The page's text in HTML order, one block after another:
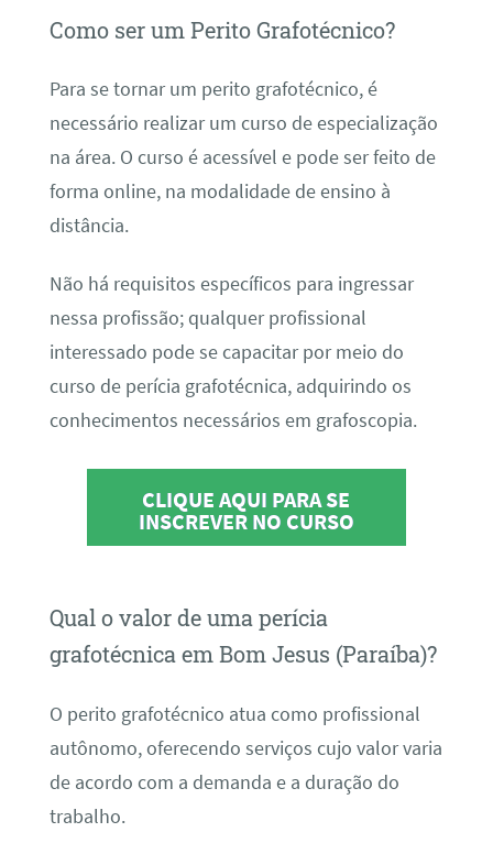
Como ser um Perito Grafotécnico?
Para se tornar um perito grafotécnico, é
necessário realizar um curso de especialização
na área. O curso é acessível e pode ser feito de
forma online, na modalidade de ensino à
distância.
Não há requisitos específicos para ingressar
nessa profissão; qualquer profissional
interessado pode se capacitar por meio do
curso de perícia grafotécnica, adquirindo os
conhecimentos necessários em grafoscopia.
CLIQUE AQUI PARA SE
INSCREVER NO CURSO
Qual o valor de uma perícia
grafotécnica em Bom Jesus (Paraíba)?
O perito grafotécnico atua como profissional
autônomo, oferecendo serviços cujo valor varia
de acordo com a demanda e a duração do
trabalho.